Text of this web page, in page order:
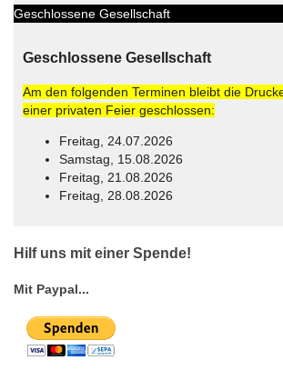
Geschlossene Gesellschaft
Geschlossene Gesellschaft
Am den folgenden Terminen bleibt die
einer privaten Feier geschlossen:
Freitag, 24.07.2026
Samstag, 15.08.2026
Freitag, 21.08.2026
Freitag, 28.08.2026
Hilf uns mit einer Spende!
Mit Paypal...